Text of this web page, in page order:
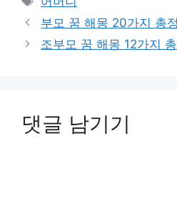
리
그
부모 꿈 해몽 20가지 총
조부모 꿈 해몽 12가지
댓글 남기기